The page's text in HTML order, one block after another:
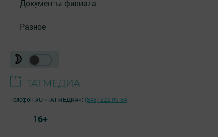
Документы филиала
Разное
Телефон АО «ТАТМЕДИА»: (843) 222 09 84
16+